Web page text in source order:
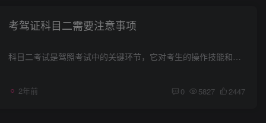
考驾证科目二需要注意事项
科目二考试是驾照考试中的关键环节，它对考生的操作技能和心理素质都有较高要求。以下是在参加科目二考试时需要注意的几个重要方面： 考前准备： 确保穿着舒适，避免过于厚重的衣物，以便于灵活...
2年前 0 5827 2447